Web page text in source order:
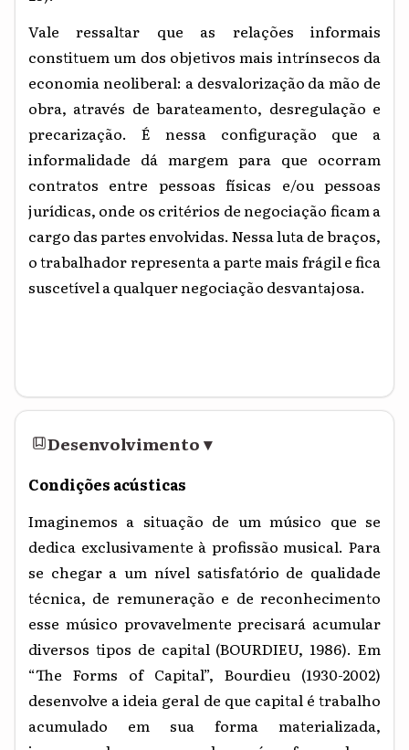
Vale ressaltar que as relações informais
constituem um dos objetivos mais intrínsecos da
economia neoliberal: a desvalorização da mão de
obra, através de barateamento, desregulação e
precarização. É nessa configuração que a
informalidade dá margem para que ocorram
contratos entre pessoas físicas e/ou pessoas
jurídicas, onde os critérios de negociação ficam a
cargo das partes envolvidas. Nessa luta de braços,
o trabalhador representa a parte mais frágil e fica
suscetível a qualquer negociação desvantajosa.
Desenvolvimento▾
Condições acústicas
Imaginemos a situação de um músico que se
dedica exclusivamente à profissão musical. Para
se chegar a um nível satisfatório de qualidade
técnica, de remuneração e de reconhecimento
esse músico provavelmente precisará acumular
diversos tipos de capital (BOURDIEU, 1986). Em
“The Forms of Capital”, Bourdieu (1930-2002)
desenvolve a ideia geral de que capital é trabalho
acumulado em sua forma materializada,